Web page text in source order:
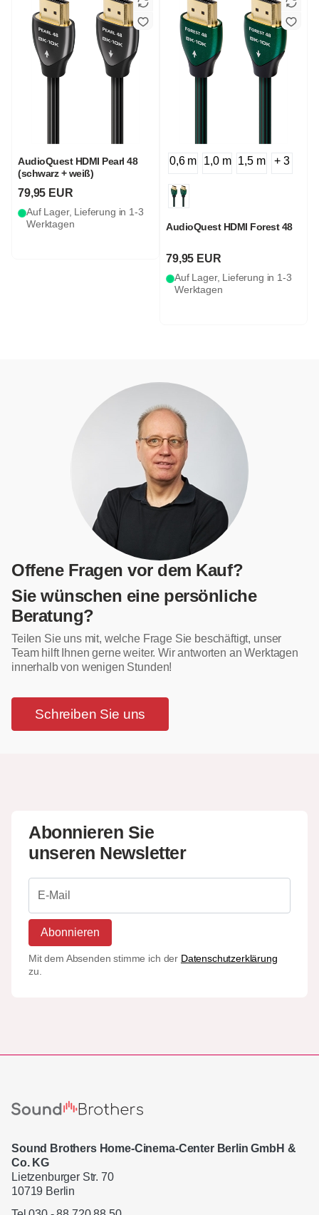
AudioQuest HDMI Pearl 48
(schwarz + weiß)
79,95 EUR
Auf Lager, Lieferung in 1-3
Werktagen
0,6 m 1,0 m 1,5 m + 3
AudioQuest HDMI Forest 48
79,95 EUR
Auf Lager, Lieferung in 1-3
Werktagen
Offene Fragen vor dem Kauf?
Sie wünschen eine persönliche
Beratung?
Teilen Sie uns mit, welche Frage Sie beschäftigt, unser
Team hilft Ihnen gerne weiter. Wir antworten an Werktagen
innerhalb von wenigen Stunden!
Schreiben Sie uns
Abonnieren Sie
unseren Newsletter
Abonnieren
Mit dem Absenden stimme ich der Datenschutzerklärung
zu.
Sound Brothers Home-Cinema-Center Berlin GmbH &
Co. KG
Lietzenburger Str. 70
10719 Berlin